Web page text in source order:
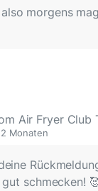
morgens
Air Fryer Club
Monaten
schmecken!